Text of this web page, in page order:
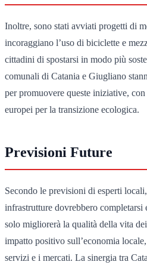
Inoltre, sono stati avviati progetti di
incoraggiano l’uso di biciclette e
cittadini di spostarsi in modo più
comunali di Catania e Giugliano
per promuovere queste iniziative,
europei per la transizione ecologica.
Previsioni Future
Secondo le previsioni di esperti
infrastrutture dovrebbero
solo migliorerà la qualità della vita
impatto positivo sull’economia
servizi e i mercati. La sinergia tra